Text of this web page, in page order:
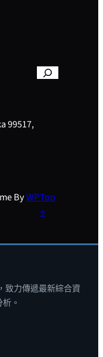
99517,
ByWPTop
↑
致力傳遞最新綜合資
。